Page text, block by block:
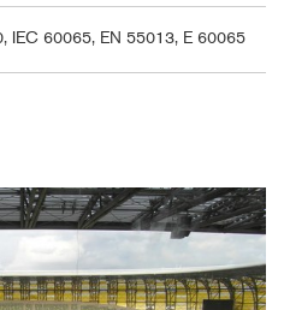
IEC 60065, EN 55013, E 60065